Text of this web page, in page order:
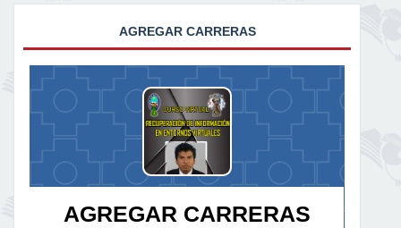
AGREGAR CARRERAS
AGREGAR CARRERAS